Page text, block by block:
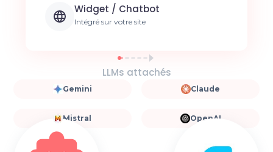
Widget / Chatbot
Intégré sur votre site
LLMs attachés
Gemini Claude
Mistral OpenAI